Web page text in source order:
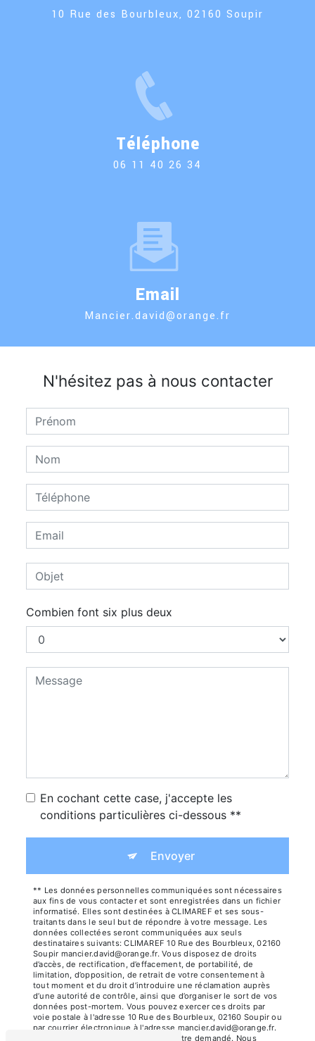
10 Rue des Bourbleux, 02160 Soupir
Téléphone
06 11 40 26 34
Email
mancier.david@orange.fr
N'hésitez pas à nous contacter
Combien font six plus deux
En cochant cette case, j'accepte les
conditions particulières ci-dessous **
Envoyer
** Les données personnelles communiquées sont nécessaires
aux fins de vous contacter et sont enregistrées dans un fichier
informatisé. Elles sont destinées à CLIMAREF et ses sous-
traitants dans le seul but de répondre à votre message. Les
données collectées seront communiquées aux seuls
destinataires suivants: CLIMAREF 10 Rue des Bourbleux, 02160
Soupir mancier.david@orange.fr. Vous disposez de droits
d’accès, de rectification, d’effacement, de portabilité, de
limitation, d’opposition, de retrait de votre consentement à
tout moment et du droit d’introduire une réclamation auprès
d’une autorité de contrôle, ainsi que d’organiser le sort de vos
données post-mortem. Vous pouvez exercer ces droits par
voie postale à l'adresse 10 Rue des Bourbleux, 02160 Soupir ou
par courrier électronique à l'adresse mancier.david@orange.fr.
Un justificatif d'identité pourra vous être demandé. Nous